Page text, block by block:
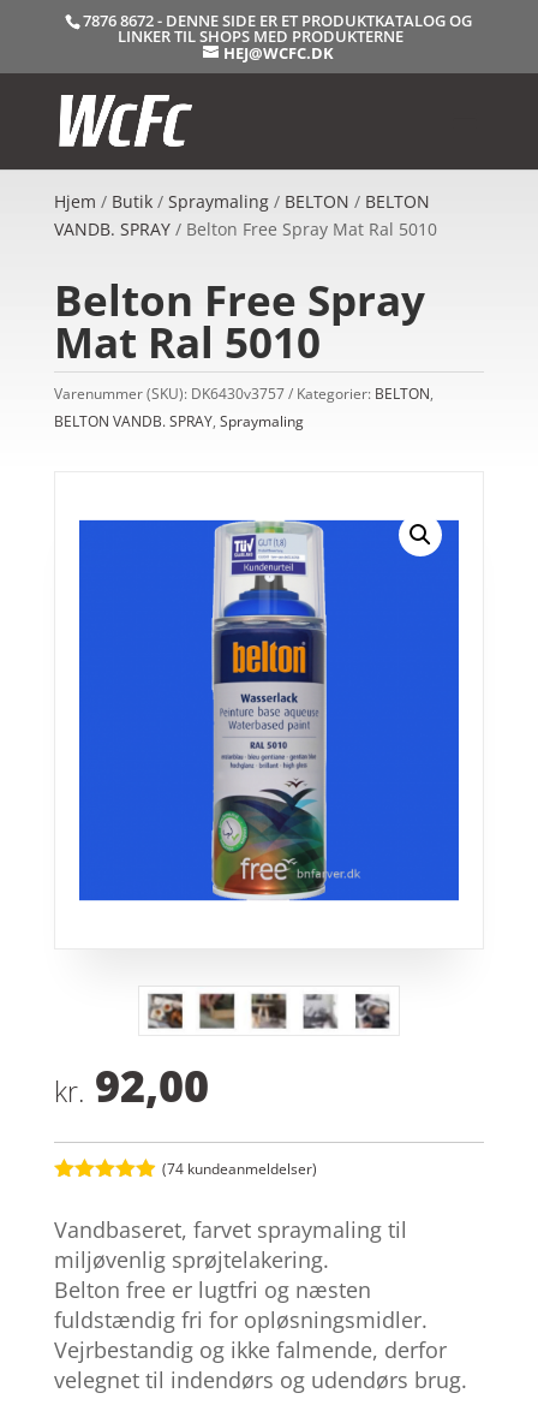
7876 8672 - DENNE SIDE ER ET PRODUKTKATALOG OG
LINKER TIL SHOPS MED PRODUKTERNE
HEJ@WCFC.DK
Hjem / Butik/ Spraymaling/ BELTON / BELTON
VANDB. SPRAY/ Belton Free Spray Mat Ral 5010
Belton Free Spray
Mat Ral 5010
Varenummer (SKU): DK6430v3757 Kategorier: BELTON,
BELTON VANDB. SPRAY, Spraymaling
kr. 92,00
ud af 5
baseret på
kundebedøm
melser
(74 kundeanmeldelser)
Vandbaseret, farvet spraymaling til
miljøvenlig sprøjtelakering.
Belton free er lugtfri og næsten
fuldstændig fri for opløsningsmidler.
Vejrbestandig og ikke falmende, derfor
velegnet til indendørs og udendørs brug.